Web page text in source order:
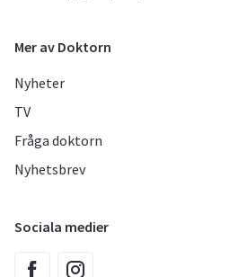
Mer av Doktorn
Nyheter
TV
Fråga doktorn
Nyhetsbrev
Sociala medier